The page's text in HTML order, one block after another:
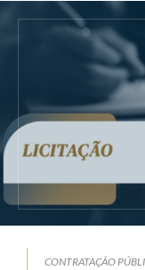
CONTRATAÇÃO